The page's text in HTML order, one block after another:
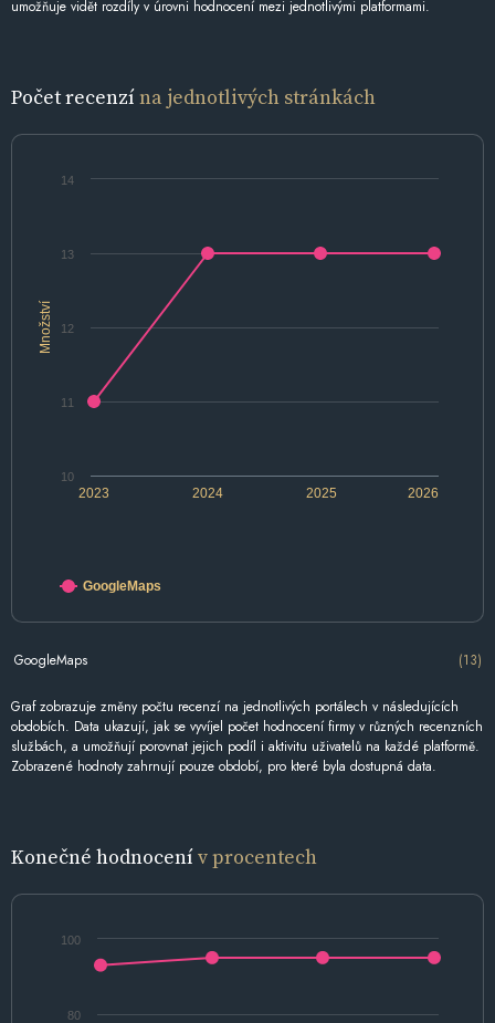
umožňuje vidět rozdíly v úrovni hodnocení mezi jednotlivými platformami.
Počet recenzína jednotlivých stránkách
Množství
2024 2026
2023 2025
11
12
13
10
14
GoogleMaps
GoogleMaps (13)
Graf zobrazuje změny počtu recenzí na jednotlivých portálech v následujících
obdobích. Data ukazují, jak se vyvíjel počet hodnocení firmy v různých recenzních
službách, a umožňují porovnat jejich podíl i aktivitu uživatelů na každé platformě.
Zobrazené hodnoty zahrnují pouze období, pro které byla dostupná data.
Konečné hodnocenív procentech
80
100